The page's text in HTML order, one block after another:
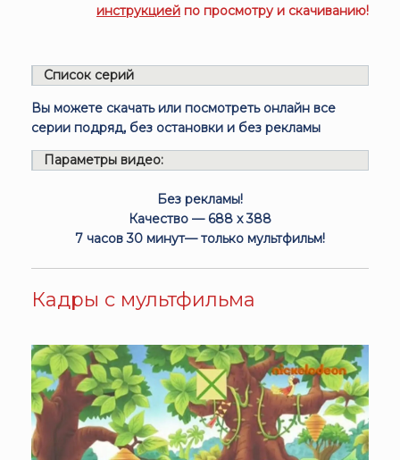
инструкцией по просмотру и скачиванию!
Список серий
Вы можете скачать или посмотреть онлайн все
серии подряд, без остановки и без рекламы
Параметры видео:
Без рекламы!
Качество — 688 x 388
7 часов 30 минут— только мультфильм!
Кадры с мультфильма